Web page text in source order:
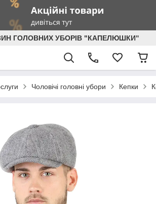
ГОЛОВНИХ УБОРІВ "КАПЕЛЮШКИ"
Чоловічі головні убори Кепки